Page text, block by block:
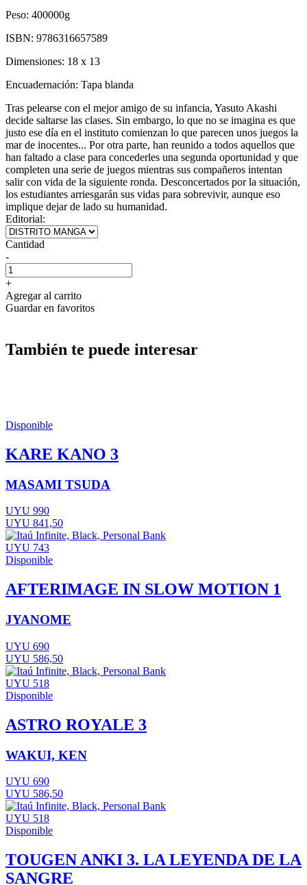
Peso: 400000g
ISBN: 9786316657589
Dimensiones: 18 x 13
Encuadernación: Tapa blanda
Tras pelearse con el mejor amigo de su infancia, Yasuto Akashi
decide saltarse las clases. Sin embargo, lo que no se imagina es que
justo ese día en el instituto comienzan lo que parecen unos juegos la
mar de inocentes... Por otra parte, han reunido a todos aquellos que
han faltado a clase para concederles una segunda oportunidad y que
completen una serie de juegos mientras sus compañeros intentan
salir con vida de la siguiente ronda. Desconcertados por la situación,
los estudiantes arriesgarán sus vidas para sobrevivir, aunque eso
implique dejar de lado su humanidad.
Editorial:
Cantidad
-
+
Agregar al carrito
Guardar en favoritos
También te puede interesar
Disponible
KARE KANO 3
MASAMI TSUDA
UYU 990
UYU 841,50
UYU 743
Disponible
AFTERIMAGE IN SLOW MOTION 1
JYANOME
UYU 690
UYU 586,50
UYU 518
Disponible
ASTRO ROYALE 3
WAKUI, KEN
UYU 690
UYU 586,50
UYU 518
Disponible
TOUGEN ANKI 3. LA LEYENDA DE LA
SANGRE